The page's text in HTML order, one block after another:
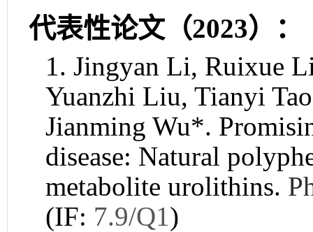
代表性论文（2023）：
1. Jingyan Li, Ruixue
Yuanzhi Liu, Tianyi
Jianming Wu*.
disease: Natural
metabolite urolithins.
(IF: 7.9/Q1)